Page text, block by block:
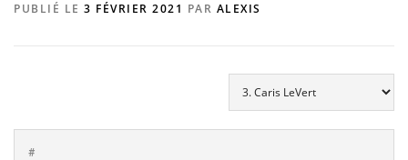
PUBLIÉ LE 3 FÉVRIER 2021 PAR ALEXIS
#